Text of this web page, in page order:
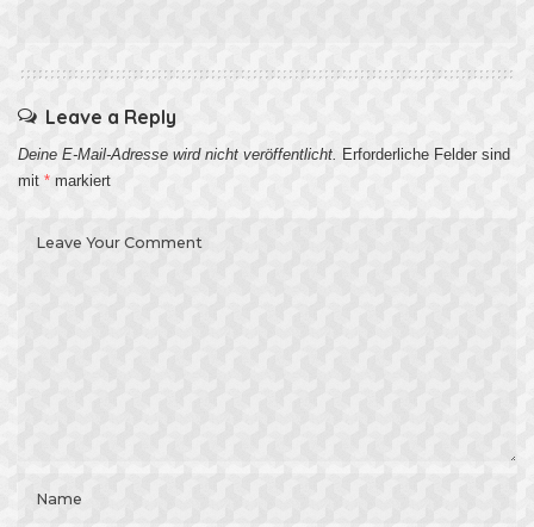
Leave a Reply
Deine E-Mail-Adresse wird nicht veröffentlicht. Erforderliche Felder sind
mit * markiert